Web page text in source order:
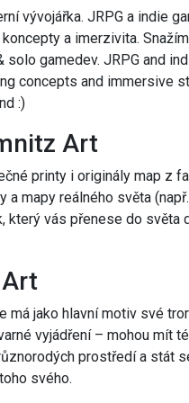
vývojářka. JRPG a indie
a imerzivita.
solo gamedev. JRPG and
concepts and immersive
:)
Art
printy i originály map z
a mapy reálného světa
který vás přenese do světa
má jako hlavní motiv své
vyjádření – mohou mít
prostředí a stát
svého.